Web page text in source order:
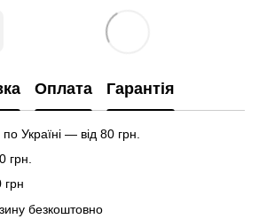
Оплата Гарантія
Україні — від 80 грн.
грн.
грн
безкоштовно